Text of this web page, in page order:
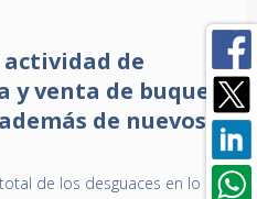
de
y venta de buques
de nuevos
de los desguaces en lo